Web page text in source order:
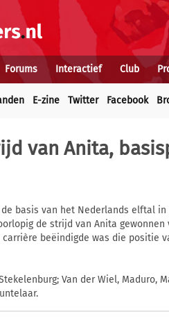
Forums Interactief Club
E-zine Twitter Facebook
van Anita,
basis van het Nederlands elftal
de strijd van Anita
beëindigde was die positie
Van der Wiel, Maduro,